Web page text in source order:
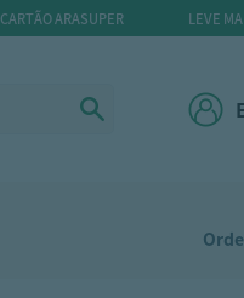
CARTÃO ARASUPER LEVE